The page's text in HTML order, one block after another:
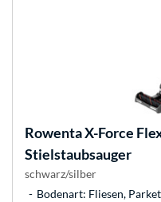
RowentaX-Force
Stielstaubsauger
schwarz/silber
Bodenart: Fliesen,